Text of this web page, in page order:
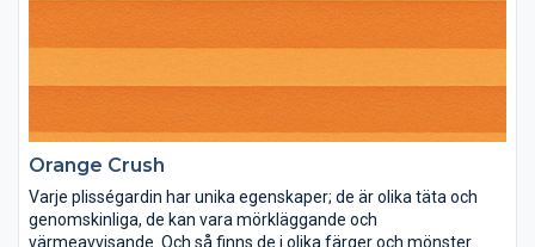
Orange Crush
Varje plisségardin har unika egenskaper; de är olika täta och
genomskinliga, de kan vara mörkläggande och
värmeavvisande. Och så finns de i olika färger och mönster